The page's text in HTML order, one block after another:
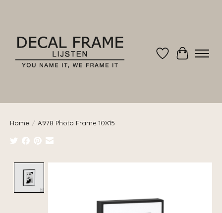
Verlanglijst
Home / A978 Photo Frame 10X15